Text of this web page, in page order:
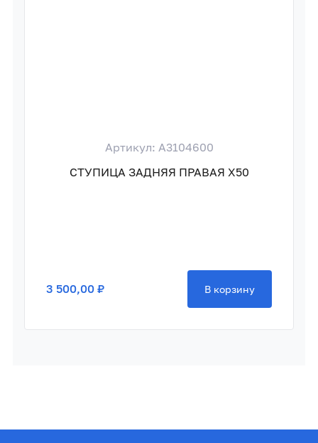
Артикул: A3104600
СТУПИЦА ЗАДНЯЯ ПРАВАЯ X50
3 500,00 ₽ В корзину